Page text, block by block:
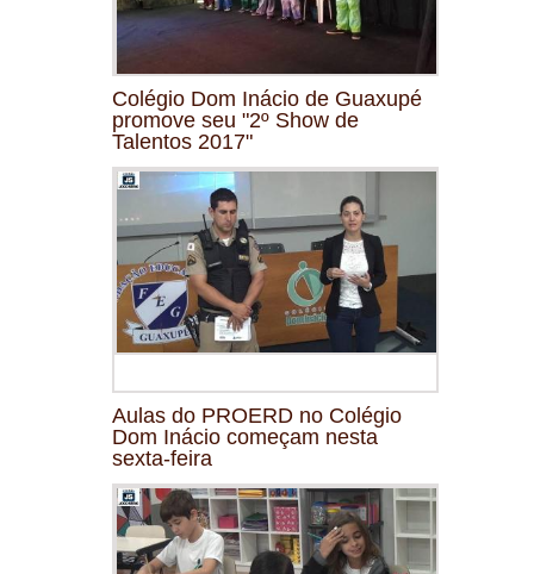
Colégio Dom Inácio de Guaxupé
promove seu "2º Show de
Talentos 2017"
Aulas do PROERD no Colégio
Dom Inácio começam nesta
sexta-feira